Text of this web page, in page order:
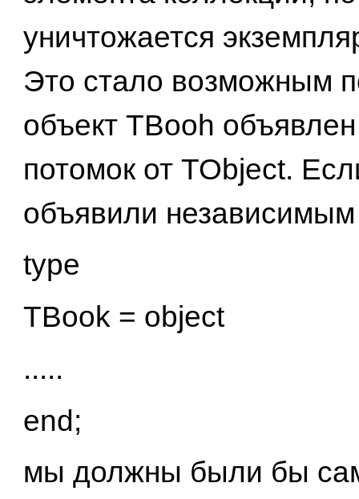
уничтожается
Это стало возможным
объект TBooh
потомок от TObject.
объявили
type
TBook = object
.....
end;
мы должны были бы